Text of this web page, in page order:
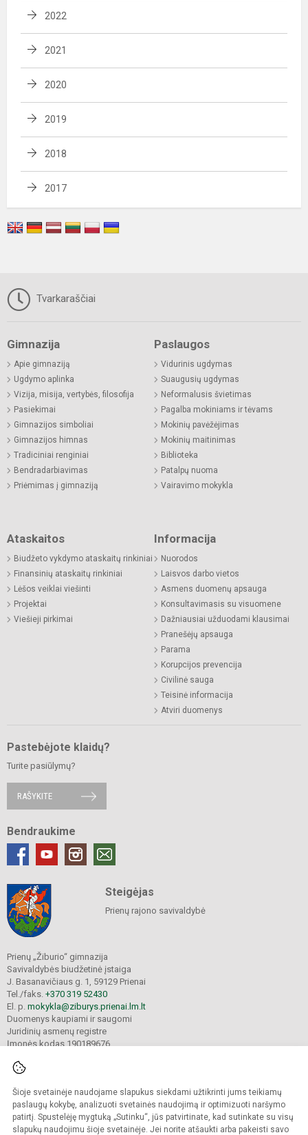
Šioje svetainėje naudojame slapukus siekdami užtikrinti jums teikiamų
paslaugų kokybę, analizuoti svetainės naudojimą ir optimizuoti naršymo
patirtį. Spustelėję mygtuką „Sutinku“, jūs patvirtinate, kad sutinkate su visų
slapukų naudojimu šioje svetainėje. Jei norite atšaukti arba pakeisti savo
2022
2021
2020
2019
2018
2017
Tvarkaraščiai
Gimnazija
Apie gimnaziją
Ugdymo aplinka
Vizija, misija, vertybės, filosofija
Pasiekimai
Gimnazijos simboliai
Gimnazijos himnas
Tradiciniai renginiai
Bendradarbiavimas
Priėmimas į gimnaziją
Paslaugos
Vidurinis ugdymas
Suaugusių ugdymas
Neformalusis švietimas
Pagalba mokiniams ir tėvams
Mokinių pavėžėjimas
Mokinių maitinimas
Biblioteka
Patalpų nuoma
Vairavimo mokykla
Ataskaitos
Biudžeto vykdymo ataskaitų rinkiniai
Finansinių ataskaitų rinkiniai
Lėšos veiklai viešinti
Projektai
Viešieji pirkimai
Informacija
Nuorodos
Laisvos darbo vietos
Asmens duomenų apsauga
Konsultavimasis su visuomene
Dažniausiai užduodami klausimai
Pranešėjų apsauga
Parama
Korupcijos prevencija
Civilinė sauga
Teisinė informacija
Atviri duomenys
Pastebėjote klaidų?
Turite pasiūlymų?
RAŠYKITE
Bendraukime
Steigėjas
Prienų rajono savivaldybė
Prienų „Žiburio“ gimnazija
Savivaldybės biudžetinė įstaiga
J. Basanavičiaus g. 1, 59129 Prienai
Tel./faks. +370 319 52430
El. p. mokykla@ziburys.prienai.lm.lt
Duomenys kaupiami ir saugomi
Juridinių asmenų registre
Įmonės kodas 190189676
© 2023 Prienų "Žiburio" gimnazija. Visos teisės saugomos.
Kopijuoti turinį be raštiško gimnazijos sutikimo griežtai draudžiama.
Versija neįgaliesiems Slapukų politika